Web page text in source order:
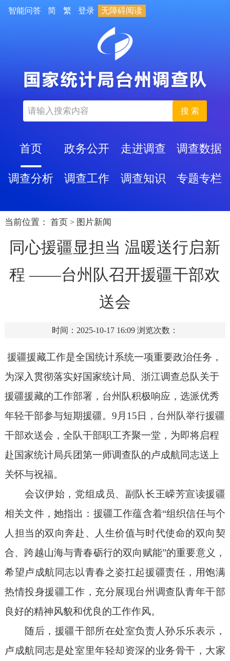
智能问答 简 繁 登录 无障碍阅读
搜 索
首页 政务公开 走进调查 调查数据
调查分析 调查工作 调查知识 专题专栏
当前位置： 首页 > 图片新闻
同心援疆显担当 温暖送行启新
程 ——台州队召开援疆干部欢
送会
时间：2025-10-17 16:09 浏览次数：
援疆援藏工作是全国统计系统一项重要政治任务，
为深入贯彻落实好国家统计局、浙江调查总队关于
援疆援藏的工作部署，台州队积极响应，选派优秀
年轻干部参与短期援疆。9月15日，台州队举行援疆
干部欢送会，全队干部职工齐聚一堂，为即将启程
赴国家统计局兵团第一师调查队的卢成航同志送上
关怀与祝福。
会议伊始，党组成员、副队长王嵘芳宣读援疆
相关文件，她指出：援疆工作蕴含着“组织信任与个
人担当的双向奔赴、人生价值与时代使命的双向契
合、跨越山海与青春砺行的双向赋能”的重要意义，
希望卢成航同志以青春之姿扛起援疆责任，用饱满
热情投身援疆工作，充分展现台州调查队青年干部
良好的精神风貌和优良的工作作风。
随后，援疆干部所在处室负责人孙乐乐表示，
卢成航同志是处室里年轻却资深的业务骨干，大家